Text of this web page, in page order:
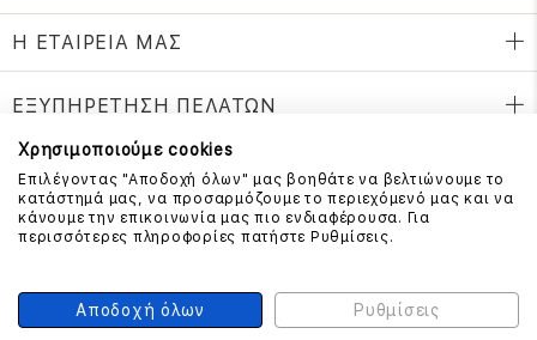
Η ΕΤΑΙΡΕΙΑ ΜΑΣ
ΕΞΥΠΗΡΕΤΗΣΗ ΠΕΛΑΤΩΝ
ΕΠΙΚΟΙΝΩΝΗΣΤΕ ΜΑΖΙ ΜΑΣ
210 999 4510
Χρησιμοποιούμε cookies
Επιλέγοντας "Αποδοχή όλων" μας βοηθάτε να βελτιώνουμε το
κατάστημά μας, να προσαρμόζουμε το περιεχόμενό μας και να
κάνουμε την επικοινωνία μας πιο ενδιαφέρουσα. Για
περισσότερες πληροφορίες πατήστε Ρυθμίσεις.
Αποδοχή όλων Ρυθμίσεις